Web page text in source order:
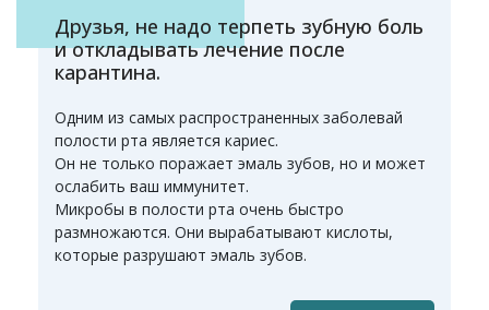
Друзья, не надо терпеть зубную боль
и откладывать лечение после
карантина.
Одним из самых распространенных заболевай
полости рта является кариес.
Он не только поражает эмаль зубов, но и может
ослабить ваш иммунитет.
Микробы в полости рта очень быстро
размножаются. Они вырабатывают кислоты,
которые разрушают эмаль зубов.